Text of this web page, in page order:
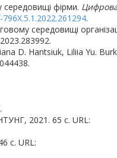
фірми.
.
середовищі
D. Hantsiuk, Liliia Yu.
2021. 65 с. URL:
с. URL: